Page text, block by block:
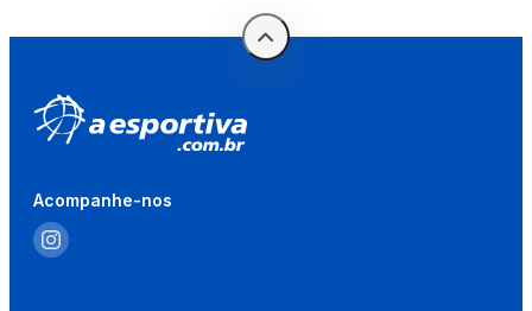
Acompanhe-nos